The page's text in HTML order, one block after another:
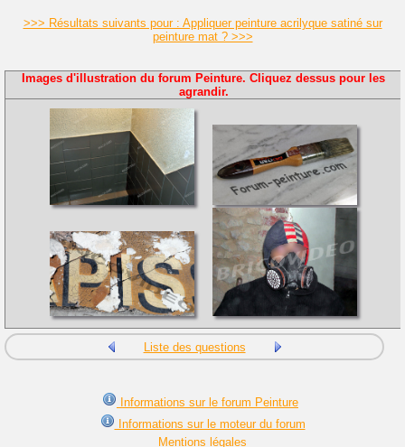
>>> Résultats suivants pour : Appliquer peinture acrilyque satiné sur
peinture mat ? >>>
Images d'illustration du forum Peinture. Cliquez dessus pour les
agrandir.
Liste des questions
Informations sur le forum Peinture
Informations sur le moteur du forum
Mentions légales